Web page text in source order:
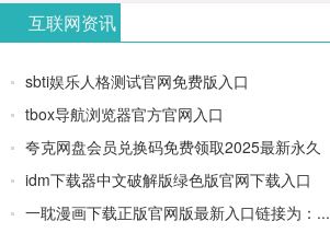
OpenAI最
新AI图像
生成器
境/深度集
成
Doubao-
高质量
PPT
互联网资讯
sbti娱乐人格测试官网免费版入口
tbox导航浏览器官方官网入口
夸克网盘会员兑换码免费领取2025最新永久
idm下载器中文破解版绿色版官网下载入口
一耽漫画下载正版官网版最新入口链接为：...